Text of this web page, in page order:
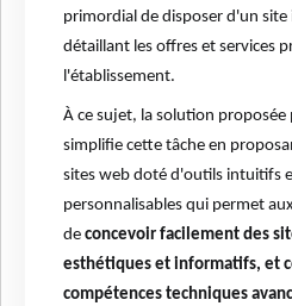
primordial de disposer d'un
détaillant les offres et services
l'établissement.
À ce sujet, la solution proposée
simplifie cette tâche en
sites web doté d'outils intuitifs
personnalisables qui permet
de concevoir facilement des
esthétiques et informatifs, et
compétences techniques